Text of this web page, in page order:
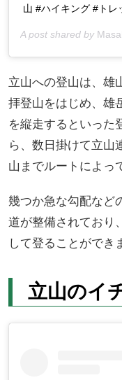
山 #ハイキング #トレ
A post shared by
立山への登山は、雄
拝登山をはじめ、雄
を縦走するといった
ら、数日掛けて立山
山までルートによっ
幾つか急な勾配など
道が整備されており
して登ることができ
立山のイ